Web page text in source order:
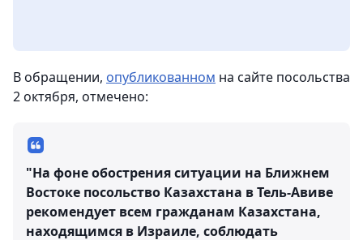
В обращении, опубликованном на сайте посольства
2 октября, отмечено:
"На фоне обострения ситуации на Ближнем
Востоке посольство Казахстана в Тель-Авиве
рекомендует всем гражданам Казахстана,
находящимся в Израиле, соблюдать